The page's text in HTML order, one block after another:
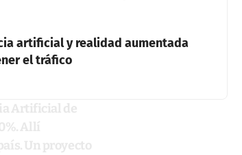
artificial y realidad aumentada
el tráfico